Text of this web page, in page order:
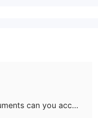
Which types of trading instruments can you access through BizzTrade, such as forex, stocks, indices, cryptocurrencies, or commodities?